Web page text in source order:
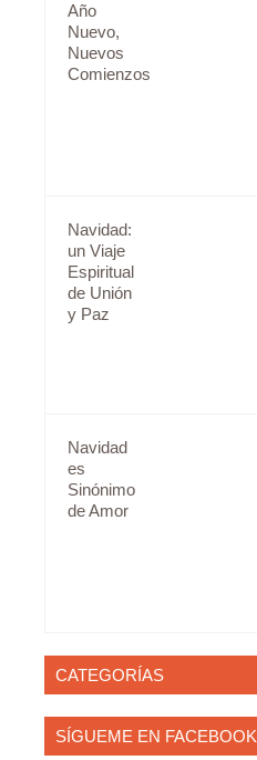
Año
Nuevo,
Nuevos
Comienzos
Navidad:
un Viaje
Espiritual
de Unión
y Paz
Navidad
es
Sinónimo
de Amor
CATEGORÍAS
SÍGUEME EN FACEBOOK